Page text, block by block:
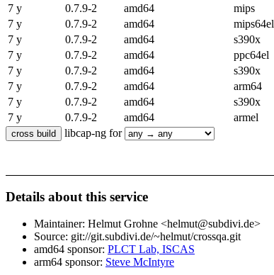
7 y
0.7.9-2 amd64 mips
7 y
0.7.9-2 amd64 mips64el
7 y
0.7.9-2 amd64 s390x
7 y
0.7.9-2 amd64 ppc64el
7 y
0.7.9-2 amd64 s390x
7 y
0.7.9-2 amd64 arm64
7 y
0.7.9-2 amd64 s390x
7 y
0.7.9-2 amd64 armel
libcap-ng for
Details about this service
Maintainer: Helmut Grohne <helmut@subdivi.de>
Source: git://git.subdivi.de/~helmut/crossqa.git
amd64 sponsor: PLCT Lab, ISCAS
arm64 sponsor: Steve McIntyre